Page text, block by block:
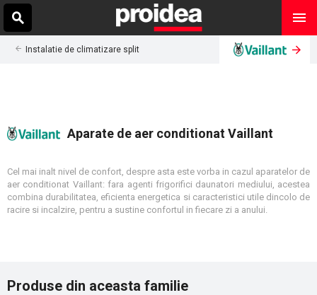
Instalatie de climatizare split
Aparate de aer conditionat Vaillant
Cel mai inalt nivel de confort, despre asta este vorba in cazul aparatelor de
aer conditionat Vaillant: fara agenti frigorifici daunatori mediului, acestea
combina durabilitatea, eficienta energetica si caracteristici utile dincolo de
racire si incalzire, pentru a sustine confortul in fiecare zi a anului.
Produse din aceasta familie